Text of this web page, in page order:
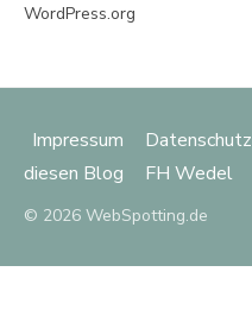
WordPress.org
Impressum Datenschutz
diesen Blog
FH Wedel
© 2026 WebSpotting.de